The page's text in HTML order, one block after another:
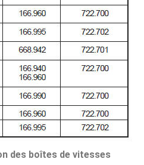
des boîtes de vitesses